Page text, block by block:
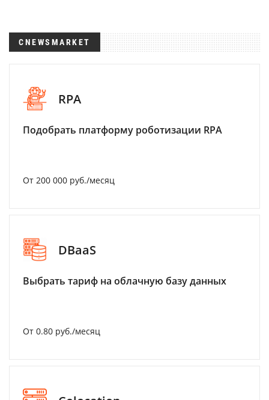
CNEWSMARKET
RPA
Подобрать платформу роботизации RPA
От 200 000 руб./месяц
DBaaS
Выбрать тариф на облачную базу данных
От 0.80 руб./месяц